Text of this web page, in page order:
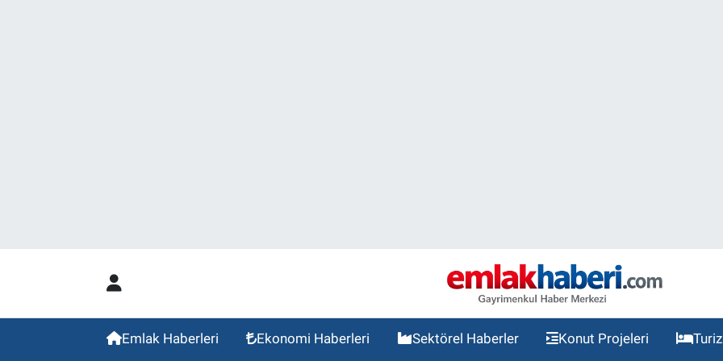
Emlak Haberleri Ekonomi Haberleri Sektörel Haberler Konut Projeleri